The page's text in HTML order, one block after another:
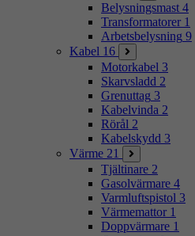
Belysningsmast 4
Transformatorer 1
Arbetsbelysning 9
Kabel 16
Motorkabel 3
Skarvsladd 2
Grenuttag 3
Kabelvinda 2
Rörål 2
Kabelskydd 3
Värme 21
Tjältinare 2
Gasolvärmare 4
Varmluftspistol 3
Värmemattor 1
Doppvärmare 1